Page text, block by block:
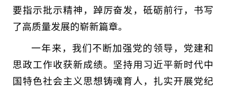
要指示批示精神，踔厉奋发，砥砺前行，书写
了高质量发展的崭新篇章。
一年来，我们不断加强党的领导，党建和
思政工作收获新成绩。坚持用习近平新时代中
国特色社会主义思想铸魂育人，扎实开展党纪